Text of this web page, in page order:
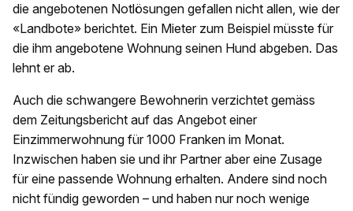
die angebotenen Notlösungen gefallen nicht allen, wie der
«Landbote» berichtet. Ein Mieter zum Beispiel müsste für
die ihm angebotene Wohnung seinen Hund abgeben. Das
lehnt er ab.
Auch die schwangere Bewohnerin verzichtet gemäss
dem Zeitungsbericht auf das Angebot einer
Einzimmerwohnung für 1000 Franken im Monat.
Inzwischen haben sie und ihr Partner aber eine Zusage
für eine passende Wohnung erhalten. Andere sind noch
nicht fündig geworden – und haben nur noch wenige